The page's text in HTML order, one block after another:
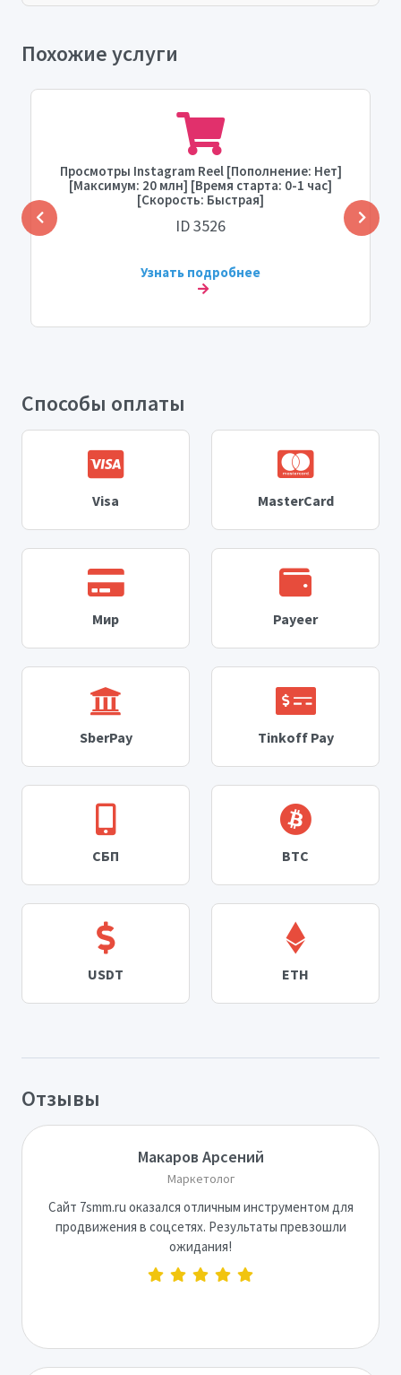
Похожие услуги
Просмотры Instagram Reel [Пополнение: Нет]
[Максимум: 20 млн] [Время старта: 0-1 час]
[Скорость: Быстрая]
ID 3526
Узнать подробнее
Способы оплаты
Visa MasterCard
Мир Payeer
SberPay Tinkoff Pay
СБП BTC
USDT ETH
Отзывы
Макаров Арсений
Маркетолог
Сайт 7smm.ru оказался отличным инструментом для
продвижения в соцсетях. Результаты превзошли
ожидания!